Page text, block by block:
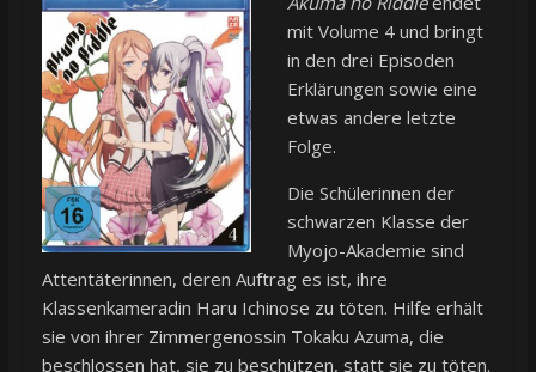
mit Volume 4 und bringt
in den drei Episoden
Erklärungen sowie eine
etwas andere letzte
Folge.
Die Schülerinnen der
schwarzen Klasse der
Myojo-Akademie sind
Attentäterinnen, deren Auftrag es ist, ihre
Klassenkameradin Haru Ichinose zu töten. Hilfe erhält
sie von ihrer Zimmergenossin Tokaku Azuma, die
beschlossen hat, sie zu beschützen, statt sie zu töten.